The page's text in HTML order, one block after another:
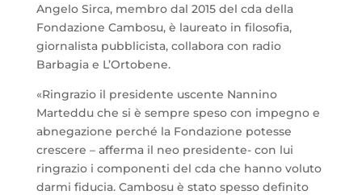
Angelo Sirca, membro dal 2015 del cda della
Fondazione Cambosu, è laureato in filosofia,
giornalista pubblicista, collabora con radio
Barbagia e L’Ortobene.
«Ringrazio il presidente uscente Nannino
Marteddu che si è sempre speso con impegno e
abnegazione perché la Fondazione potesse
crescere – afferma il neo presidente- con lui
ringrazio i componenti del cda che hanno voluto
darmi fiducia. Cambosu è stato spesso definito